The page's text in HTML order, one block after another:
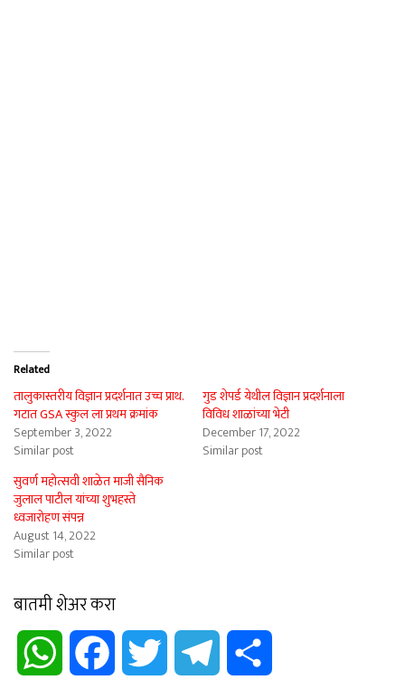
Related
तालुकास्तरीय विज्ञान प्रदर्शनात उच्च प्राथ.
गटात GSA स्कुल ला प्रथम क्रमांक
September 3, 2022
Similar post
गुड शेपर्ड येथील विज्ञान प्रदर्शनाला
विविध शाळांच्या भेटी
December 17, 2022
Similar post
सुवर्ण महोत्सवी शाळेत माजी सैनिक
जुलाल पाटील यांच्या शुभहस्ते
ध्वजारोहण संपन्न
August 14, 2022
Similar post
बातमी शेअर करा
WhatsApp Facebook Twitter Telegram